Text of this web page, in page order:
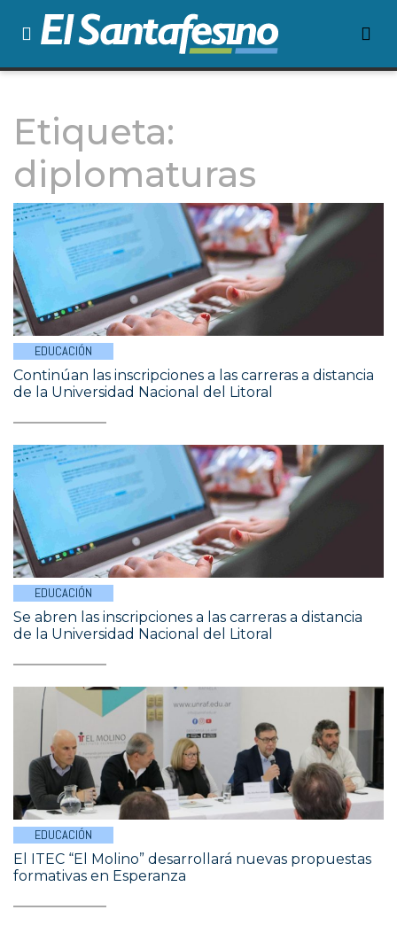
Etiqueta:
diplomaturas
EDUCACIÓN
Continúan las inscripciones a las carreras a distancia
de la Universidad Nacional del Litoral
EDUCACIÓN
Se abren las inscripciones a las carreras a distancia
de la Universidad Nacional del Litoral
EDUCACIÓN
El ITEC “El Molino” desarrollará nuevas propuestas
formativas en Esperanza